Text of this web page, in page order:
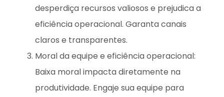
desperdiça recursos valiosos e prejudica a
eficiência operacional. Garanta canais
claros e transparentes.
Moral da equipe e eficiência operacional:
Baixa moral impacta diretamente na
produtividade. Engaje sua equipe para